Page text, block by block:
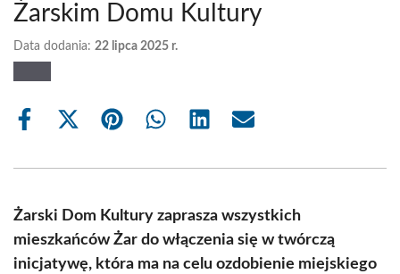
Żarskim Domu Kultury
Data dodania: 22 lipca 2025 r.
Share
Share
(Twitter)
Share Share Share Share
Żarski Dom Kultury zaprasza wszystkich
mieszkańców Żar do włączenia się w twórczą
inicjatywę, która ma na celu ozdobienie miejskiego